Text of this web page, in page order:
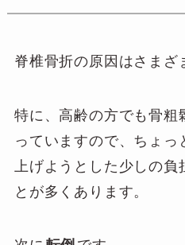
脊椎骨折の原因はさまざ
特に、高齢の方でも骨粗
っていますので、ちょっ
上げようとした少しの
とが多くあります。